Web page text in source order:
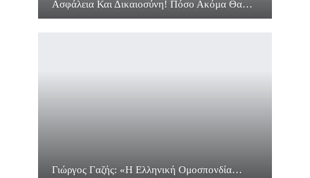
Ασφάλεια Και Δικαιοσύνη! Πόσο Ακόμα Θα…
Γιώργος Γαζής: «Η Ελληνική Ομοσπονδία…